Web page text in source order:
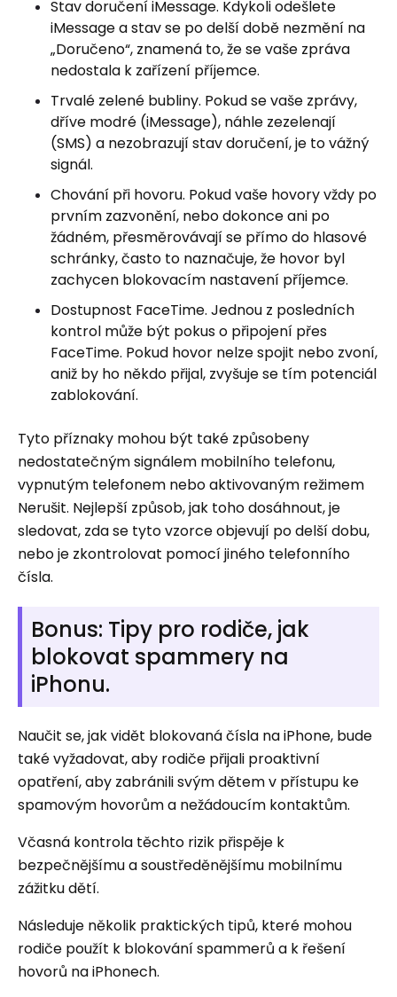
Stav doručení iMessage. Kdykoli odešlete
iMessage a stav se po delší době nezmění na
„Doručeno“, znamená to, že se vaše zpráva
nedostala k zařízení příjemce.
Trvalé zelené bubliny. Pokud se vaše zprávy,
dříve modré (iMessage), náhle zezelenají
(SMS) a nezobrazují stav doručení, je to vážný
signál.
Chování při hovoru. Pokud vaše hovory vždy po
prvním zazvonění, nebo dokonce ani po
žádném, přesměrovávají se přímo do hlasové
schránky, často to naznačuje, že hovor byl
zachycen blokovacím nastavení příjemce.
Dostupnost FaceTime. Jednou z posledních
kontrol může být pokus o připojení přes
FaceTime. Pokud hovor nelze spojit nebo zvoní,
aniž by ho někdo přijal, zvyšuje se tím potenciál
zablokování.
Tyto příznaky mohou být také způsobeny
nedostatečným signálem mobilního telefonu,
vypnutým telefonem nebo aktivovaným režimem
Nerušit. Nejlepší způsob, jak toho dosáhnout, je
sledovat, zda se tyto vzorce objevují po delší dobu,
nebo je zkontrolovat pomocí jiného telefonního
čísla.
Bonus: Tipy pro rodiče, jak
blokovat spammery na
iPhonu.
Naučit se, jak vidět blokovaná čísla na iPhone, bude
také vyžadovat, aby rodiče přijali proaktivní
opatření, aby zabránili svým dětem v přístupu ke
spamovým hovorům a nežádoucím kontaktům.
Včasná kontrola těchto rizik přispěje k
bezpečnějšímu a soustředěnějšímu mobilnímu
zážitku dětí.
Následuje několik praktických tipů, které mohou
rodiče použít k blokování spammerů a k řešení
hovorů na iPhonech.